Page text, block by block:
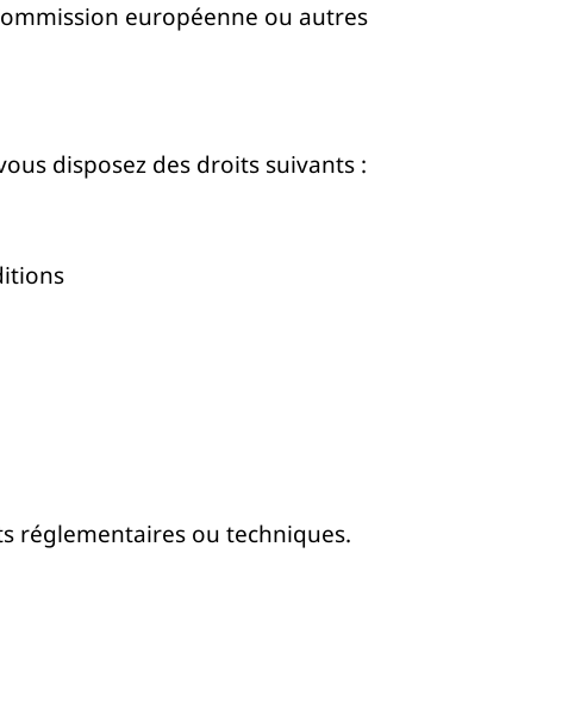
européenne ou autres
disposez des droits suivants :
réglementaires ou techniques.